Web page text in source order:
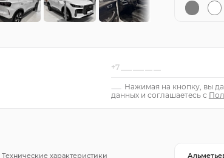
Нажимая на кнопку, вы
данных и соглашаетесь с
Технические характеристики